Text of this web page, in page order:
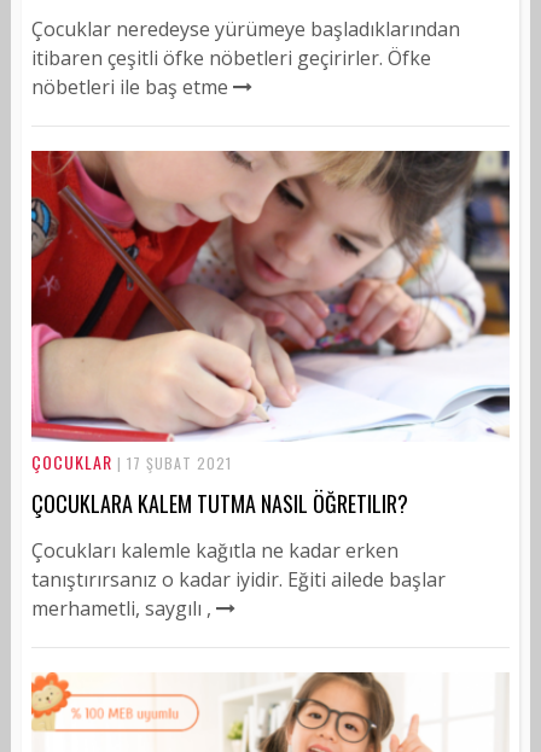
Çocuklar neredeyse yürümeye başladıklarından
itibaren çeşitli öfke nöbetleri geçirirler. Öfke
nöbetleri ile baş etme
ÇOCUKLAR | 17 ŞUBAT 2021
ÇOCUKLARA KALEM TUTMA NASIL ÖĞRETILIR?
Çocukları kalemle kağıtla ne kadar erken
tanıştırırsanız o kadar iyidir. Eğiti ailede başlar
merhametli, saygılı ,